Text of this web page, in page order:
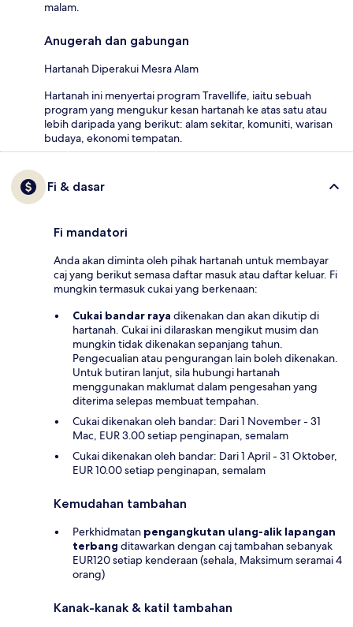
malam.
Anugerah dan gabungan
Hartanah Diperakui Mesra Alam
Hartanah ini menyertai program Travellife, iaitu sebuah
program yang mengukur kesan hartanah ke atas satu atau
lebih daripada yang berikut: alam sekitar, komuniti, warisan
budaya, ekonomi tempatan.
Fi & dasar
Fi mandatori
Anda akan diminta oleh pihak hartanah untuk membayar
caj yang berikut semasa daftar masuk atau daftar keluar. Fi
mungkin termasuk cukai yang berkenaan:
Cukai bandar raya dikenakan dan akan dikutip di
hartanah. Cukai ini dilaraskan mengikut musim dan
mungkin tidak dikenakan sepanjang tahun.
Pengecualian atau pengurangan lain boleh dikenakan.
Untuk butiran lanjut, sila hubungi hartanah
menggunakan maklumat dalam pengesahan yang
diterima selepas membuat tempahan.
Cukai dikenakan oleh bandar: Dari 1 November - 31
Mac, EUR 3.00 setiap penginapan, semalam
Cukai dikenakan oleh bandar: Dari 1 April - 31 Oktober,
EUR 10.00 setiap penginapan, semalam
Kemudahan tambahan
Perkhidmatan pengangkutan ulang-alik lapangan
terbang ditawarkan dengan caj tambahan sebanyak
EUR120 setiap kenderaan (sehala, Maksimum seramai 4
orang)
Kanak-kanak & katil tambahan